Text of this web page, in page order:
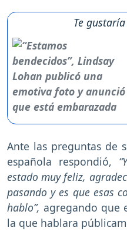
Te
Ante las preguntas de
española respondió,
estado muy feliz,
pasando y es que esas
hablo”, agregando que
la que hablara